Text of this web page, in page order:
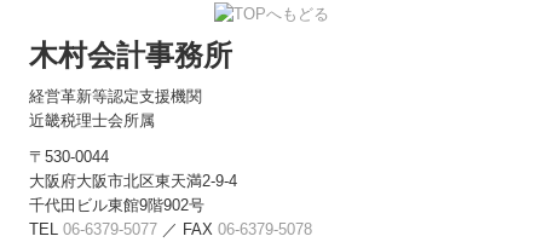
木村会計事務所
経営革新等認定支援機関
近畿税理士会所属
〒530-0044
大阪府大阪市北区東天満2-9-4
千代田ビル東館9階902号
TEL06-6379-5077 ／ FAX06-6379-5078